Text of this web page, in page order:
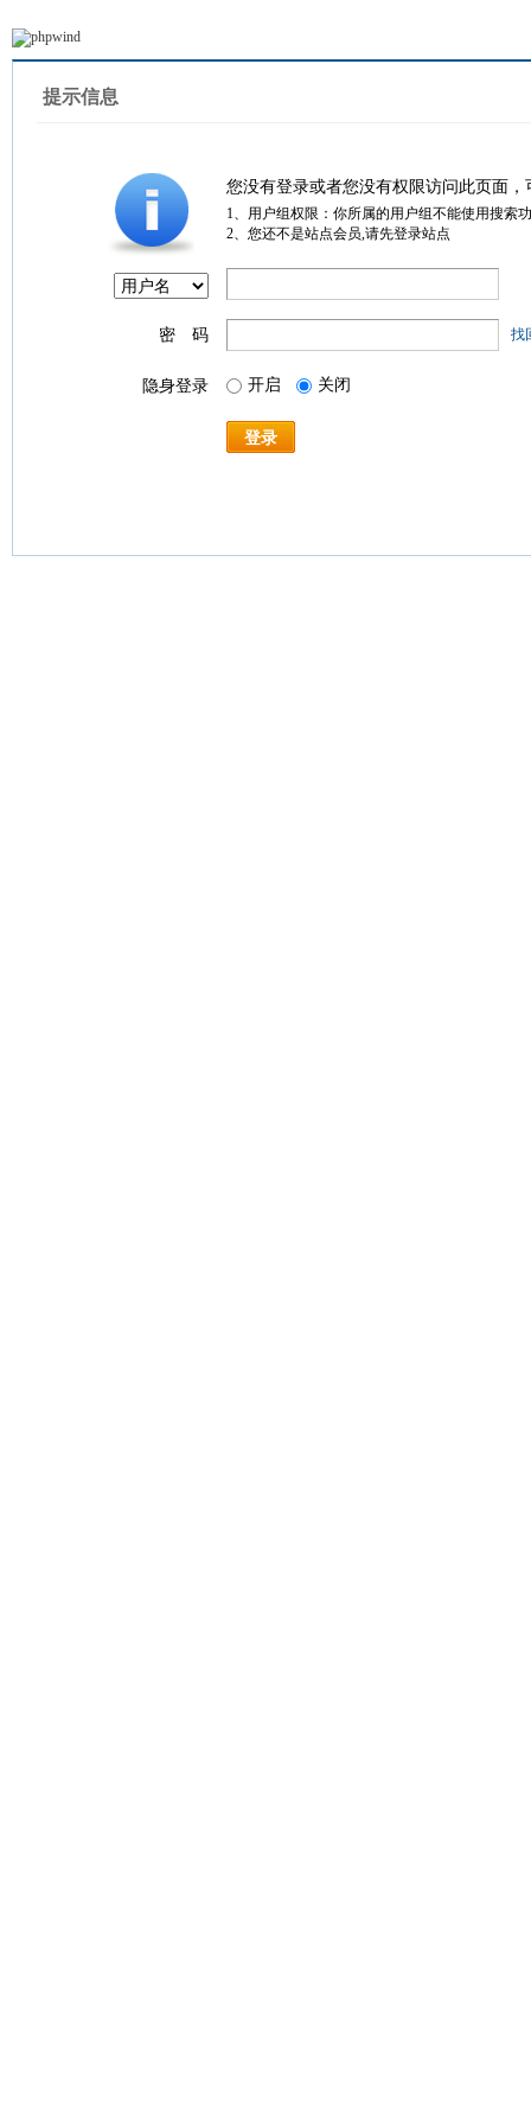
提示信息
您没有登录或者您没有权限访问此页面
1、用户组权限：你所属的用户组不能使用搜索
2、您还不是站点会员,请先登录站点
密 码 找
隐身登录 开启 关闭
登录